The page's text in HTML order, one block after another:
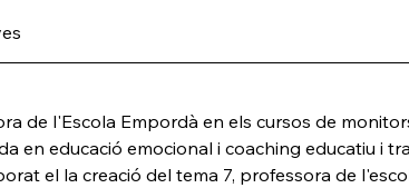
de l'Escola Empordà en els cursos de
en educació emocional i coaching educatiu i
el la creació del tema 7, professora de